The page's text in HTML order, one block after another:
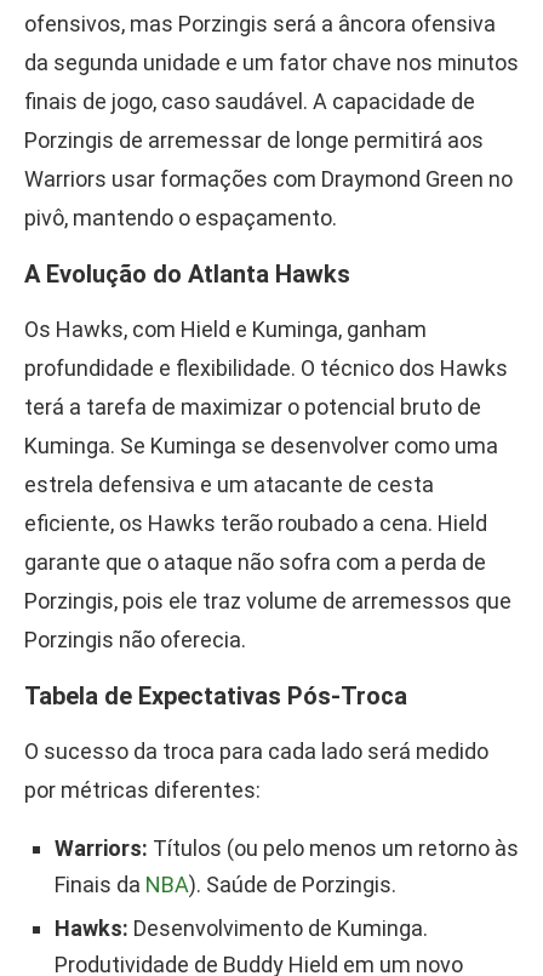
ofensivos, mas Porzingis será a âncora ofensiva
da segunda unidade e um fator chave nos minutos
finais de jogo, caso saudável. A capacidade de
Porzingis de arremessar de longe permitirá aos
Warriors usar formações com Draymond Green no
pivô, mantendo o espaçamento.
A Evolução do Atlanta Hawks
Os Hawks, com Hield e Kuminga, ganham
profundidade e flexibilidade. O técnico dos Hawks
terá a tarefa de maximizar o potencial bruto de
Kuminga. Se Kuminga se desenvolver como uma
estrela defensiva e um atacante de cesta
eficiente, os Hawks terão roubado a cena. Hield
garante que o ataque não sofra com a perda de
Porzingis, pois ele traz volume de arremessos que
Porzingis não oferecia.
Tabela de Expectativas Pós-Troca
O sucesso da troca para cada lado será medido
por métricas diferentes:
Warriors: Títulos (ou pelo menos um retorno às
Finais da NBA). Saúde de Porzingis.
Hawks: Desenvolvimento de Kuminga.
Produtividade de Buddy Hield em um novo